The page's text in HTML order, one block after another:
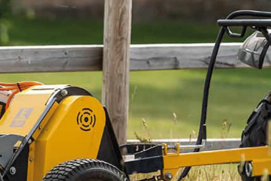
LEDSPRINT 30 X
160MM FÖR VIKARM
Passar till Släntklippare WKL140, WKL180,
WKL220, SK180.
Läs mer